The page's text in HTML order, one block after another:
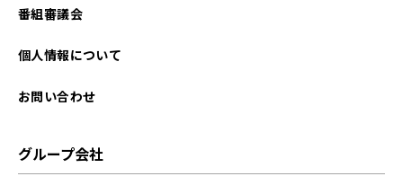
2021年04月
番組審議会
個人情報について
お問い合わせ
グループ会社